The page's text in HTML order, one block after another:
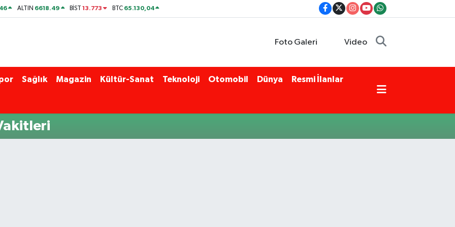
ALTIN 6618.49 BİST13.773 BTC 65.130,04
Foto Galeri Video
Sağlık Magazin Kültür-Sanat Teknoloji Otomobil Dünya Resmi İlanlar